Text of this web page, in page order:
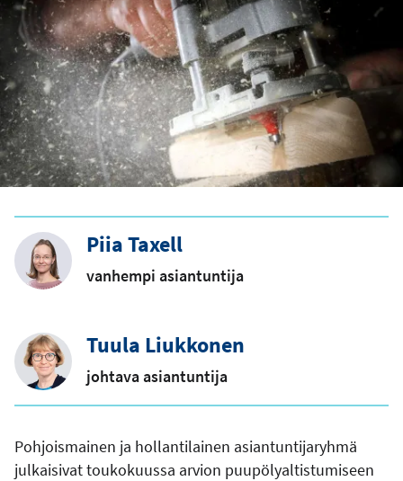
Piia Taxell
vanhempi asiantuntija
Tuula Liukkonen
johtava asiantuntija
Pohjoismainen ja hollantilainen asiantuntijaryhmä
julkaisivat toukokuussa arvion puupölyaltistumiseen